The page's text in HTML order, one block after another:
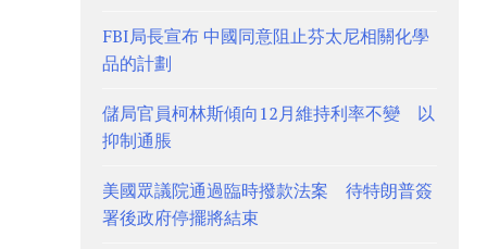
FBI局長宣布 中國同意阻止芬太尼相關化學
品的計劃
儲局官員柯林斯傾向12月維持利率不變 以
抑制通脹
美國眾議院通過臨時撥款法案 待特朗普簽
署後政府停擺將結束